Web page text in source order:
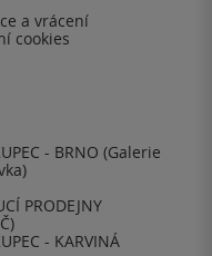
a vrácení
cookies
- BRNO (Galerie
PRODEJNY
- KARVINÁ